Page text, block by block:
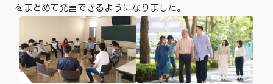
をまとめて発言できるようになりました。